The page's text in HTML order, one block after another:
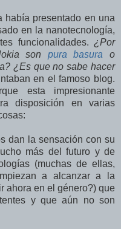
presentado en una
en la nanotecnología,
funcionalidades. ¿Por
son pura basura o
¿Es que no sabe hacer
en el famoso blog.
esta impresionante
disposición en varias
dan la sensación con su
más del futuro y de
(muchas de ellas,
a alcanzar a la
ahora en el género?) que
y que aún no son